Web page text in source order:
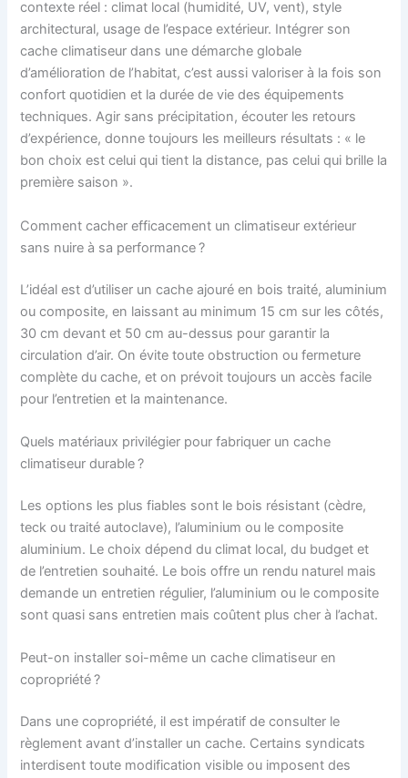
contexte réel : climat local (humidité, UV, vent), style
architectural, usage de l’espace extérieur. Intégrer son
cache climatiseur dans une démarche globale
d’amélioration de l’habitat, c’est aussi valoriser à la fois son
confort quotidien et la durée de vie des équipements
techniques. Agir sans précipitation, écouter les retours
d’expérience, donne toujours les meilleurs résultats : « le
bon choix est celui qui tient la distance, pas celui qui brille la
première saison ».
Comment cacher efficacement un climatiseur extérieur
sans nuire à sa performance ?
L’idéal est d’utiliser un cache ajouré en bois traité, aluminium
ou composite, en laissant au minimum 15 cm sur les côtés,
30 cm devant et 50 cm au-dessus pour garantir la
circulation d’air. On évite toute obstruction ou fermeture
complète du cache, et on prévoit toujours un accès facile
pour l’entretien et la maintenance.
Quels matériaux privilégier pour fabriquer un cache
climatiseur durable ?
Les options les plus fiables sont le bois résistant (cèdre,
teck ou traité autoclave), l’aluminium ou le composite
aluminium. Le choix dépend du climat local, du budget et
de l’entretien souhaité. Le bois offre un rendu naturel mais
demande un entretien régulier, l’aluminium ou le composite
sont quasi sans entretien mais coûtent plus cher à l’achat.
Peut-on installer soi-même un cache climatiseur en
copropriété ?
Dans une copropriété, il est impératif de consulter le
règlement avant d’installer un cache. Certains syndicats
interdisent toute modification visible ou imposent des